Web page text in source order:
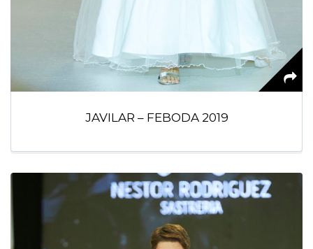
JAVILAR – FEBODA 2019